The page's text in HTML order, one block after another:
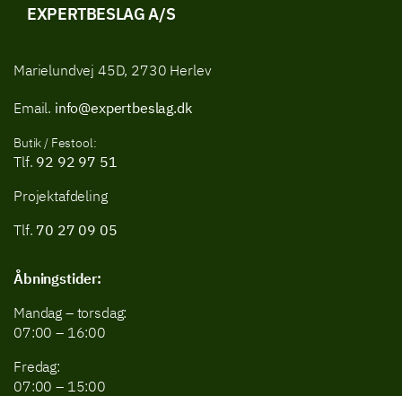
EXPERTBESLAG A/S
Marielundvej 45D, 2730 Herlev
Email. info@expertbeslag.dk
Butik / Festool:
Tlf. 92 92 97 51
Projektafdeling
Tlf. 70 27 09 05
Åbningstider:
Mandag – torsdag:
07:00 – 16:00
Fredag:
07:00 – 15:00